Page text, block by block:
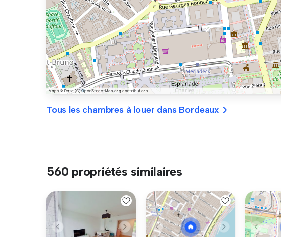
Tous les chambres à louer dans Bordeaux
560 propriétés similaires